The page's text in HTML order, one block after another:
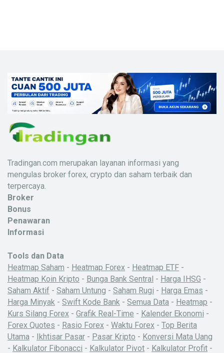
Tradingan.com merupakan layanan informasi yang
mengulas broker forex, crypto dan saham terbaik dan
terpercaya.
Broker
Bonus
Penawaran
Informasi
Tools dan Data
Heatmap Saham - Heatmap Forex - Heatmap ETF -
Heatmap Koin Kripto - Bunga Bank Sentral - Harga IHSG -
Saham Aktif - Saham Untung - Saham Rugi - Harga Emas -
Harga Minyak - Swift Kode Bank - Semua Data - Heatmap -
Kurs Silang Forex - Grafik Real-Time - Kalender Ekonomi -
Forex Quotes - Rasio Forex - Waktu Forex - Top Berita
Utama - Ikhtisar Pasar - Pasar Kripto - Konversi Mata Uang
- Kalkulator Fibonacci - Kalkulator Pivot - Kalkulator Profit -